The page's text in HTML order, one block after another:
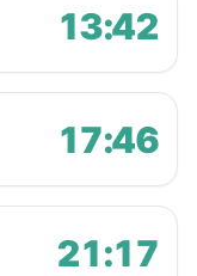
13:42
17:46
21:17